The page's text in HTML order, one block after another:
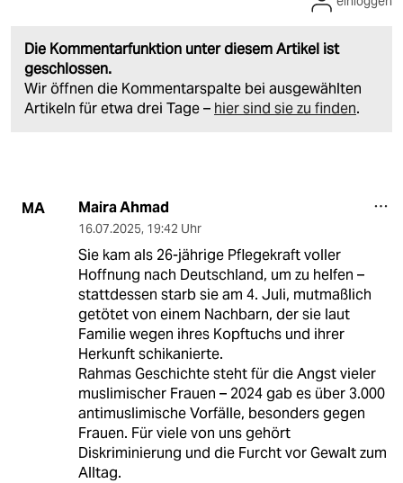
Die Kommentarfunktion unter diesem Artikel ist
geschlossen.
Wir öffnen die Kommentarspalte bei ausgewählten
Artikeln für etwa drei Tage – hier sind sie zu finden.
MA Maira Ahmad
16.07.2025, 19:42 Uhr
Sie kam als 26-jährige Pflegekraft voller
Hoffnung nach Deutschland, um zu helfen –
stattdessen starb sie am 4. Juli, mutmaßlich
getötet von einem Nachbarn, der sie laut
Familie wegen ihres Kopftuchs und ihrer
Herkunft schikanierte.
Rahmas Geschichte steht für die Angst vieler
muslimischer Frauen – 2024 gab es über 3.000
antimuslimische Vorfälle, besonders gegen
Frauen. Für viele von uns gehört
Diskriminierung und die Furcht vor Gewalt zum
Alltag.